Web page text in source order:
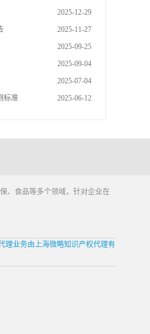
2025-12-29
2025-11-27
2025-09-25
2025-09-04
2025-07-04
标准 2025-06-12
、食品等多个领域，针对企业在
理业务由上海微略知识产权代理有